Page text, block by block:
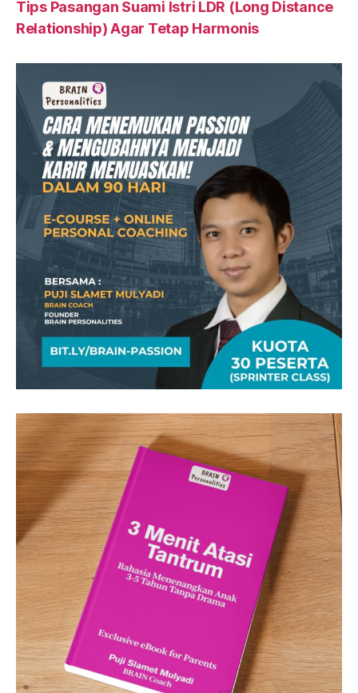
Tips Pasangan Suami Istri LDR (Long Distance
Relationship) Agar Tetap Harmonis